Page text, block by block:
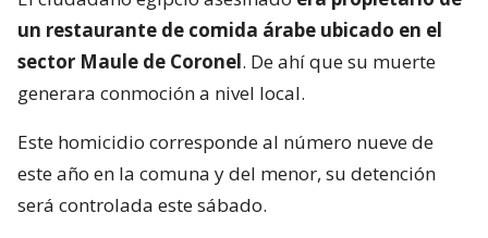
un restaurante de comida árabe ubicado en el
sector Maule de Coronel. De ahí que su muerte
generara conmoción a nivel local.
Este homicidio corresponde al número nueve de
este año en la comuna y del menor, su detención
será controlada este sábado.